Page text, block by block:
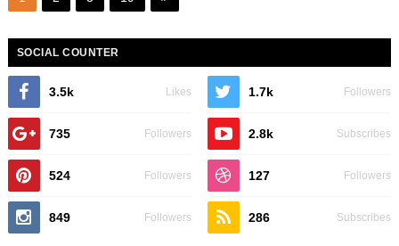
SOCIAL COUNTER
3.5k Likes 1.7k Followers
735 Followers 2.8k Subscribes
524 Followers 127 Followers
849 Followers 286 Subscribes